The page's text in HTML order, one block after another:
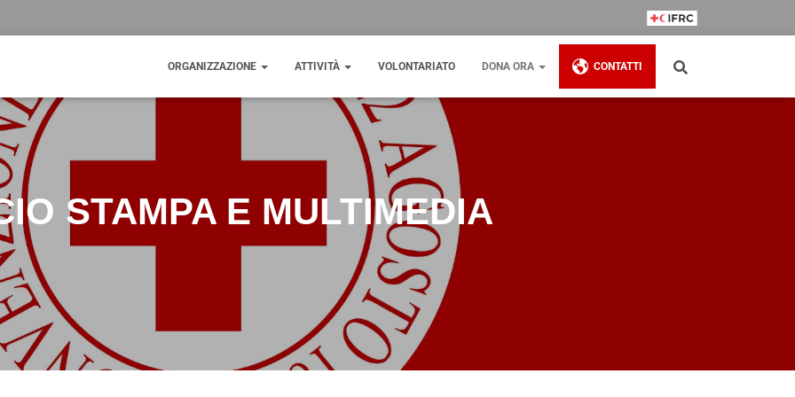
ORGANIZZAZIONE
ATTIVITÀ VOLONTARIATO DONA ORA CONTATTI
STAMPA E MULTIMEDIA